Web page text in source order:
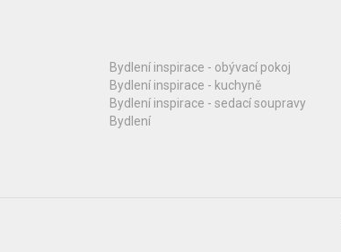
Bydlení inspirace - obývací pokoj
Bydlení inspirace - kuchyně
Bydlení inspirace - sedací soupravy
Bydlení